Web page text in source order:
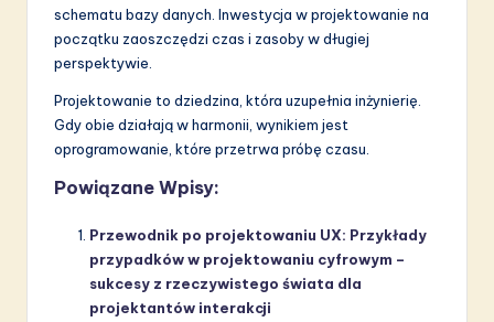
schematu bazy danych. Inwestycja w projektowanie na
początku zaoszczędzi czas i zasoby w długiej
perspektywie.
Projektowanie to dziedzina, która uzupełnia inżynierię.
Gdy obie działają w harmonii, wynikiem jest
oprogramowanie, które przetrwa próbę czasu.
Powiązane Wpisy:
Przewodnik po projektowaniu UX: Przykłady
przypadków w projektowaniu cyfrowym –
sukcesy z rzeczywistego świata dla
projektantów interakcji